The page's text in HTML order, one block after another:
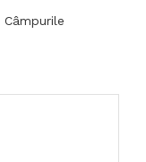
Câmpurile